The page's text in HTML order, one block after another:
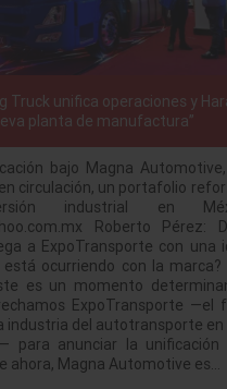
Truck unifica operaciones y
planta de manufactura”
bajo Magna
circulación, un portafolio
industrial en
Roberto Pérez:
a ExpoTransporte con una
está ocurriendo con la marca?
es un momento
ExpoTransporte —el
industria del autotransporte en
para anunciar la
ahora, Magna Automotive es…